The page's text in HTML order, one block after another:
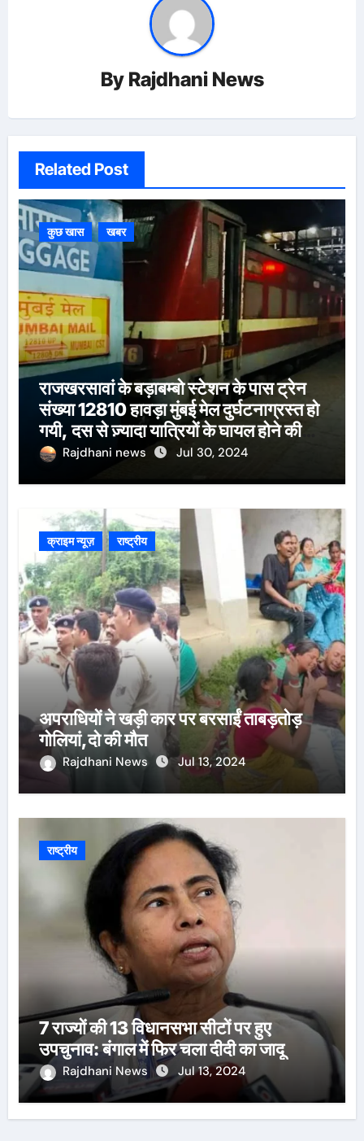
By Rajdhani News
Related Post
कुछ खास खबर
राजखरसावां के बड़ाबम्बो स्टेशन के पास ट्रेन
संख्या 12810 हावड़ा मुंबई मेल दुर्घटनाग्रस्त हो
गयी, दस से ज़्यादा यात्रियों के घायल होने की
खबर।सरायकेला के वरीय पदाधिकारी
Rajdhani news Jul 30, 2024
क्राइम न्यूज़ राष्ट्रीय
अपराधियों ने खड़ी कार पर बरसाईं ताबड़तोड़
गोलियां,दो की मौत
Rajdhani News Jul 13, 2024
राष्ट्रीय
7 राज्यों की 13 विधानसभा सीटों पर हुए
उपचुनाव: बंगाल में फिर चला दीदी का जादू
Rajdhani News Jul 13, 2024